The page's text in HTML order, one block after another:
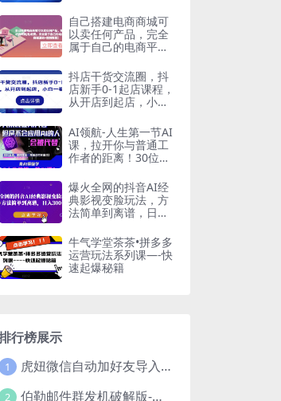
自己搭建电商商城可
以卖任何产品，完全
属于自己的电商平台
频教程】
抖店干货交流圈，抖
店新手0-1起店课程，
从开店到起店，小白
AI领航-人生第一节AI
课，拉开你与普通工
作者的距离！30位AI
小时Al心得
爆火全网的抖音AI经
典影视变脸玩法，方
法简单到离谱，日入
牛气学堂茶茶•拼多多
运营玩法系列课—-快
速起爆秘籍
行榜展示
1 虎妞微信自动加好友导入手机号码批量精准添加客户售营销软件微商工具
2 伯勒邮件群发机破解版-邮件群发，QQ邮件群发，邮件群发软件，伯乐邮件群发工具，邮件群发器